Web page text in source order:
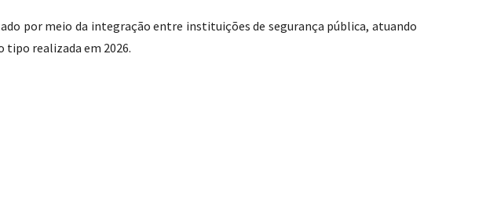
por meio da integração entre instituições de segurança pública, atuando
tipo realizada em 2026.